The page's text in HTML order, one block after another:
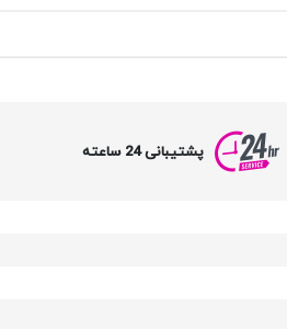
پشتیبانی 24 ساعته